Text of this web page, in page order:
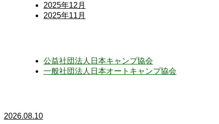
2025年12月
2025年11月
公益社団法人日本キャンプ協会
一般社団法人日本オートキャンプ協会
2026.08.10